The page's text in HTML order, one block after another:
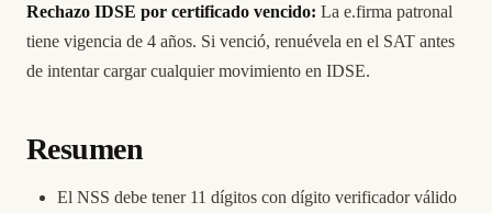
Rechazo IDSE por certificado vencido: La e.firma patronal
tiene vigencia de 4 años. Si venció, renuévela en el SAT antes
de intentar cargar cualquier movimiento en IDSE.
Resumen
El NSS debe tener 11 dígitos con dígito verificador válido